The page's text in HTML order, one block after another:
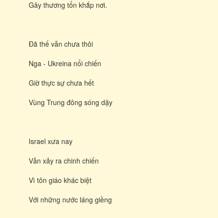
Gây thương tổn khắp nơi.
Đã thế vẫn chưa thôi
Nga - Ukreina nổi chiến
Giờ thực sự chưa hết
Vùng Trung đông sóng dậy
Israel xưa nay
Vẫn xảy ra chinh chiến
Vì tôn giáo khác biệt
Với những nước láng giềng